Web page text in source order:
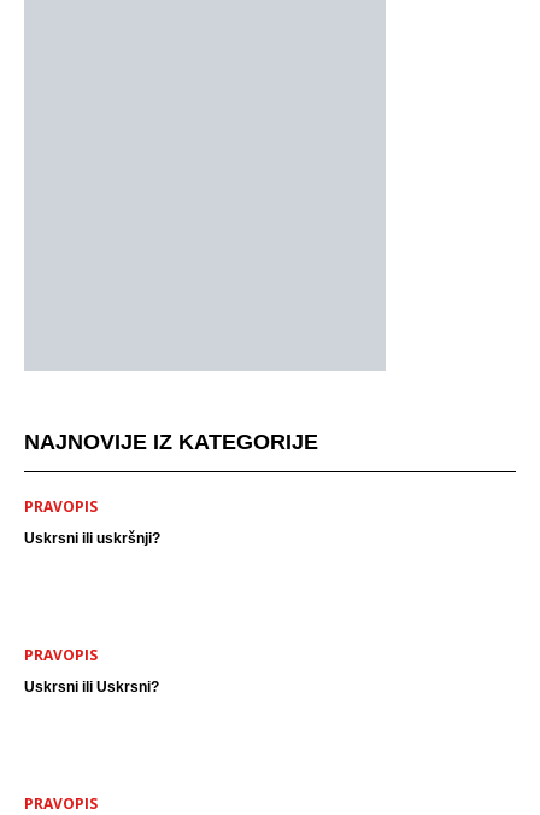
NAJNOVIJE IZ KATEGORIJE
PRAVOPIS
Uskrsni ili uskršnji?
PRAVOPIS
Uskrsni ili Uskrsni?
PRAVOPIS